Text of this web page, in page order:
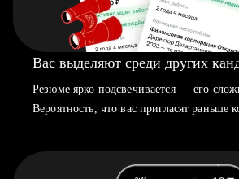
Вас выделяют среди других
Резюме ярко подсвечивается — его
Вероятность, что вас пригласят раньше